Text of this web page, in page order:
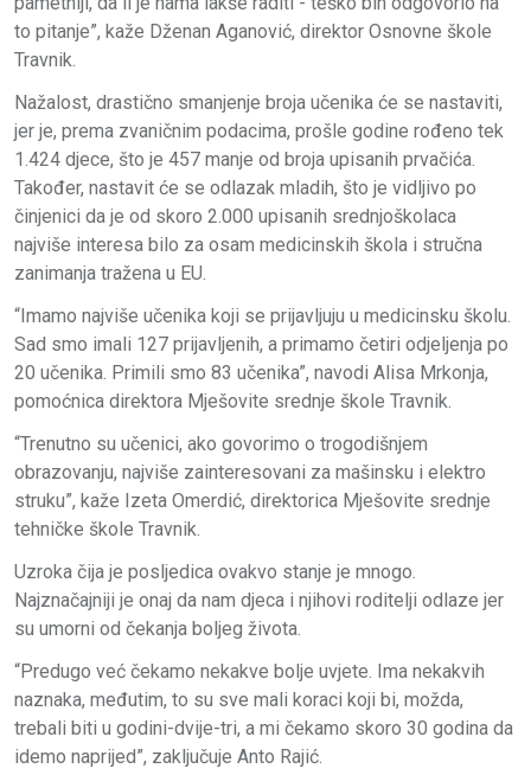
to pitanje”, kaže Dženan Aganović, direktor Osnovne škole
Travnik.
Nažalost, drastično smanjenje broja učenika će se nastaviti,
jer je, prema zvaničnim podacima, prošle godine rođeno tek
1.424 djece, što je 457 manje od broja upisanih prvačića.
Također, nastavit će se odlazak mladih, što je vidljivo po
činjenici da je od skoro 2.000 upisanih srednjoškolaca
najviše interesa bilo za osam medicinskih škola i stručna
zanimanja tražena u EU.
“Imamo najviše učenika koji se prijavljuju u medicinsku školu.
Sad smo imali 127 prijavljenih, a primamo četiri odjeljenja po
20 učenika. Primili smo 83 učenika”, navodi Alisa Mrkonja,
pomoćnica direktora Mješovite srednje škole Travnik.
“Trenutno su učenici, ako govorimo o trogodišnjem
obrazovanju, najviše zainteresovani za mašinsku i elektro
struku”, kaže Izeta Omerdić, direktorica Mješovite srednje
tehničke škole Travnik.
Uzroka čija je posljedica ovakvo stanje je mnogo.
Najznačajniji je onaj da nam djeca i njihovi roditelji odlaze jer
su umorni od čekanja boljeg života.
“Predugo već čekamo nekakve bolje uvjete. Ima nekakvih
naznaka, međutim, to su sve mali koraci koji bi, možda,
trebali biti u godini-dvije-tri, a mi čekamo skoro 30 godina da
idemo naprijed”, zaključuje Anto Rajić.